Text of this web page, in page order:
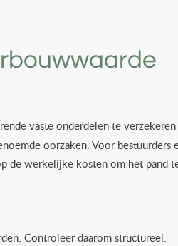
vaste onderdelen te verzekeren
oorzaken. Voor bestuurders
de werkelijke kosten om het pand
Controleer daarom structureel: